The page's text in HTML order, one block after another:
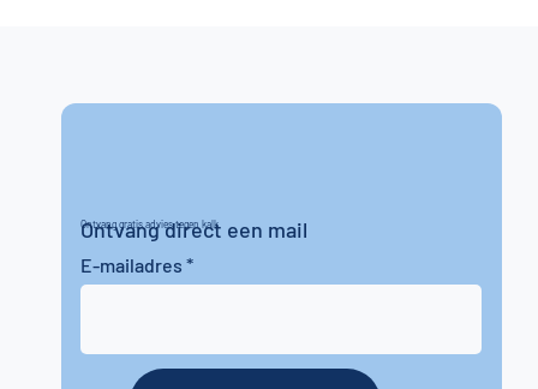
Ontvang gratis advies tegen kalk
Ontvang direct een mail
E-mailadres